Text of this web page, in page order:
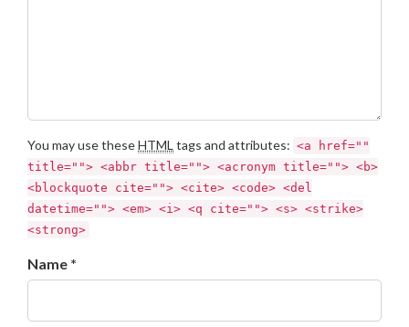
You may use theseHTML tags and attributes: <a href=""
title=""> <abbr title=""> <acronym title=""> <b>
<blockquote cite=""> <cite> <code> <del
datetime=""> <em> <i> <q cite=""> <s> <strike>
<strong>
Name *